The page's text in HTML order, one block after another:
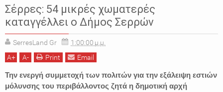
Σέρρες: 54 μικρές χωματερές
καταγγέλλει ο Δήμος Σερρών
SerresLand Gr
1:00:00 μ.μ.
A+ A- Print Email
Την ενεργή συμμετοχή των πολιτών για την εξάλειψη εστιών
μόλυνσης του περιβάλλοντος ζητά η δημοτική αρχή